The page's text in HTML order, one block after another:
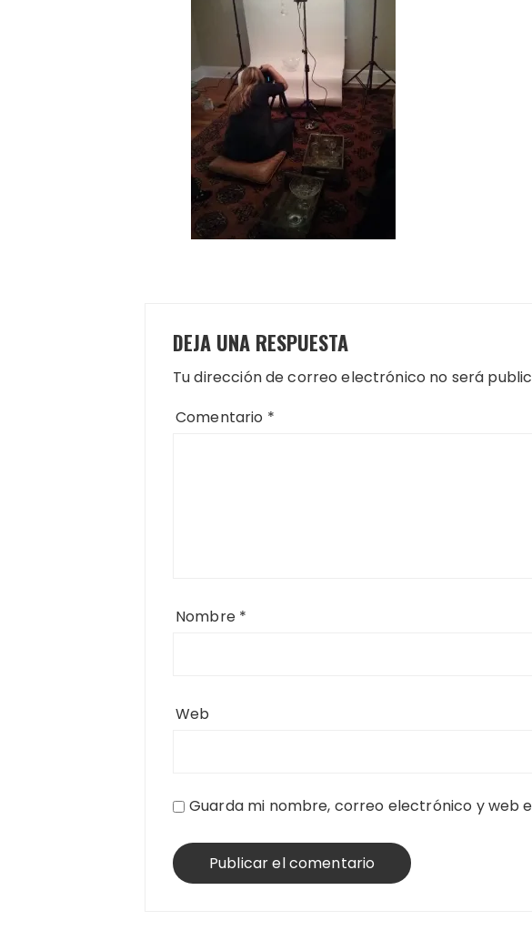
DEJA UNA RESPUESTA
Tu dirección de correo electrónico no será
Comentario *
Nombre *
Web
Guarda mi nombre, correo electrónico y web